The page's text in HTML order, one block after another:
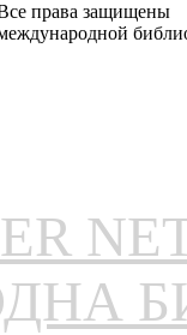
права защищены